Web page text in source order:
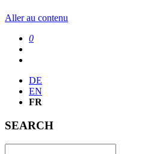
Aller au contenu
0
DE
EN
FR
SEARCH